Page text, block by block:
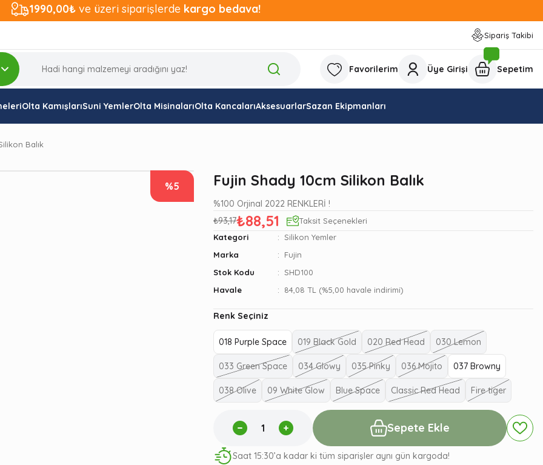
1990,00₺ ve üzeri siparişlerde kargo bedava!
Sipariş Takibi
Favorilerim Üye Girişi Sepetim
Olta KamışlarıSuni YemlerOlta MisinalarıOlta KancalarıAksesuarlarSazan Ekipmanları
Balık
%5 Fujin Shady 10cm Silikon Balık
%100 Orjinal 2022 RENKLERİ !
₺93,17₺88,51
Taksit Seçenekleri
Kategori
Silikon Yemler
Marka
Fujin
Stok Kodu
SHD100
Havale
84,08 TL (%5,00 havale indirimi)
Renk Seçiniz
018 Purple Space 019 Black Gold 020 Red Head 030 Lemon
033 Green Space 034 Glowy 035 Pinky 036 Mojito 037 Browny
038 Olive 09 White Glow Blue Space Classic Red Head Fire tiger
Sepete Ekle
Saat 15:30’a kadar ki tüm siparişler aynı gün kargoda!